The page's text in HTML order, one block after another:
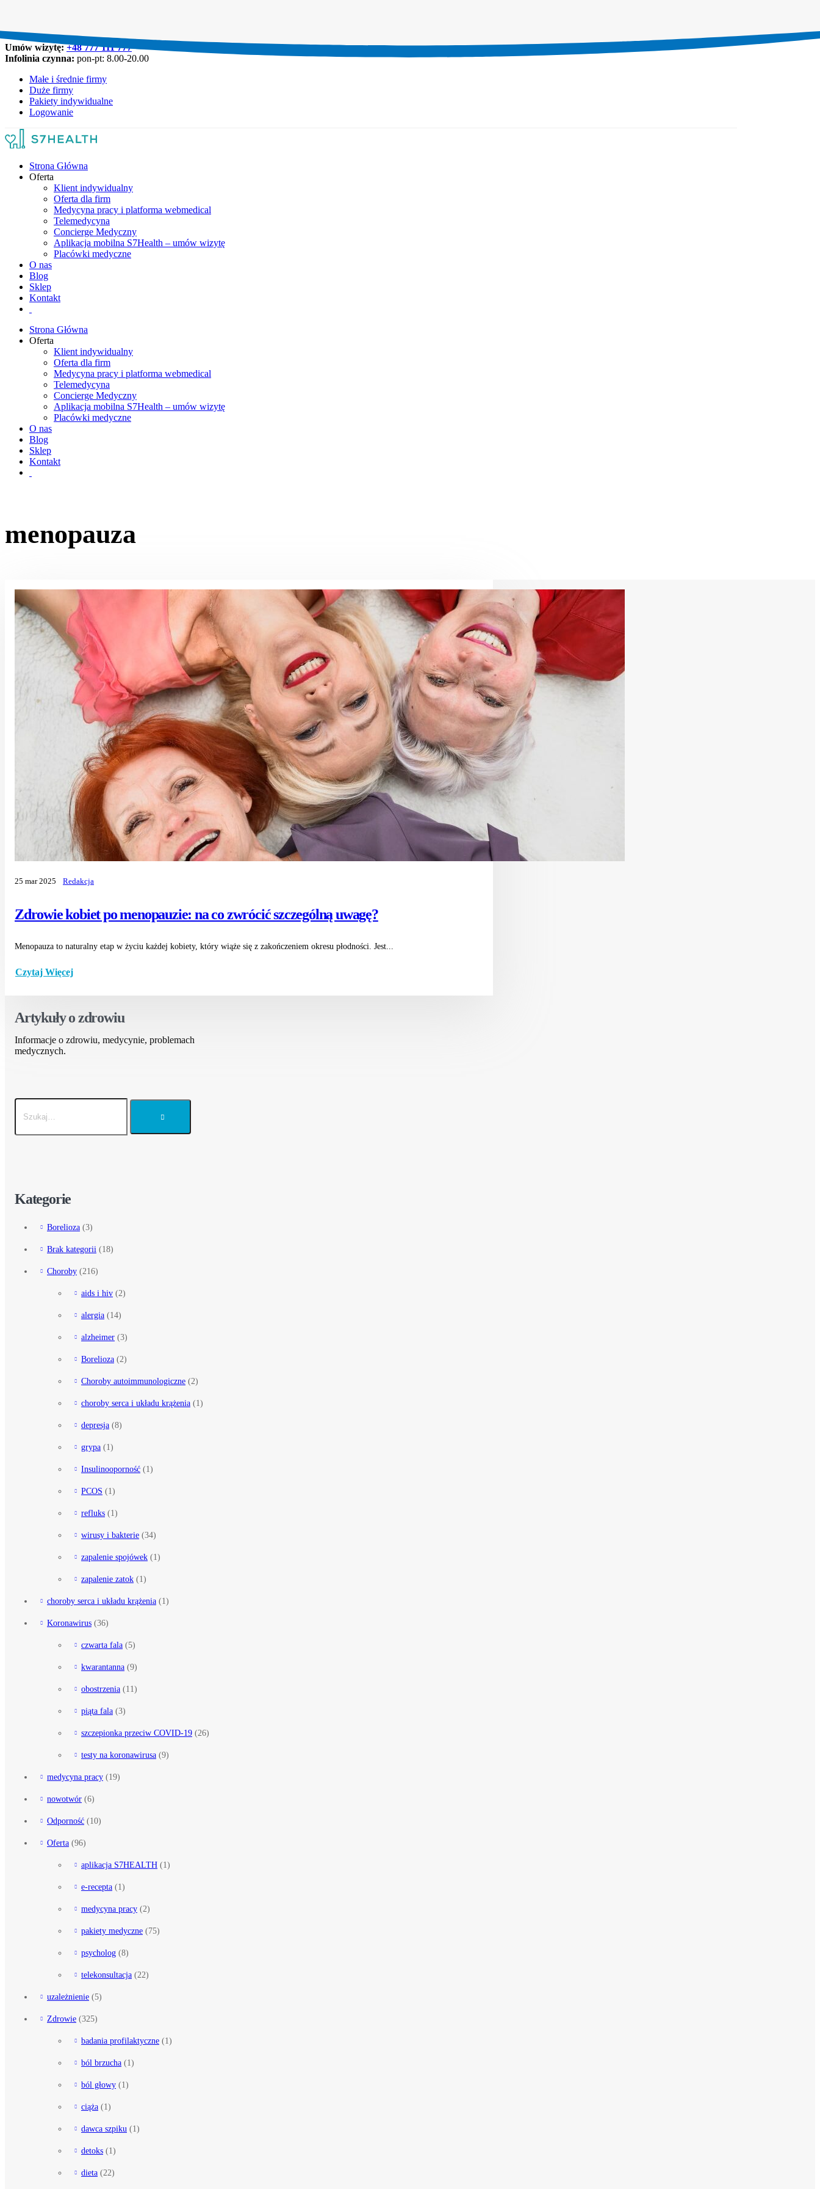
Umów wizytę:+48 777 111 777
Infolinia czynna: pon-pt: 8.00-20.00
Małe i średnie firmy
Duże firmy
Pakiety indywidualne
Logowanie
Strona Główna
Oferta
Klient indywidualny
Oferta dla firm
Medycyna pracy i platforma webmedical
Telemedycyna
Concierge Medyczny
Aplikacja mobilna S7Health – umów wizytę
Placówki medyczne
O nas
Blog
Sklep
Kontakt
Strona Główna
Oferta
Klient indywidualny
Oferta dla firm
Medycyna pracy i platforma webmedical
Telemedycyna
Concierge Medyczny
Aplikacja mobilna S7Health – umów wizytę
Placówki medyczne
O nas
Blog
Sklep
Kontakt
menopauza
Zdrowie kobiet po menopauzie: na co zwrócić szczególną uwagę?
25 mar 2025 Redakcja
Menopauza to naturalny etap w życiu każdej kobiety, który wiąże się z zakończeniem okresu płodności. Jest...
Czytaj Więcej
Artykuły o zdrowiu
Informacje o zdrowiu, medycynie, problemach
medycznych.
Kategorie
Borelioza (3)
Brak kategorii (18)
Choroby (216)
aids i hiv (2)
alergia (14)
alzheimer (3)
Borelioza (2)
Choroby autoimmunologiczne (2)
choroby serca i układu krążenia (1)
depresja (8)
grypa (1)
Insulinooporność (1)
PCOS (1)
refluks (1)
wirusy i bakterie (34)
zapalenie spojówek (1)
zapalenie zatok (1)
choroby serca i układu krążenia (1)
Koronawirus (36)
czwarta fala (5)
kwarantanna (9)
obostrzenia (11)
piąta fala (3)
szczepionka przeciw COVID-19 (26)
testy na koronawirusa (9)
medycyna pracy (19)
nowotwór (6)
Odporność (10)
Oferta (96)
aplikacja S7HEALTH (1)
e-recepta (1)
medycyna pracy (2)
pakiety medyczne (75)
psycholog (8)
telekonsultacja (22)
uzależnienie (5)
Zdrowie (325)
badania profilaktyczne (1)
ból brzucha (1)
ból głowy (1)
ciąża (1)
dawca szpiku (1)
detoks (1)
dieta (22)